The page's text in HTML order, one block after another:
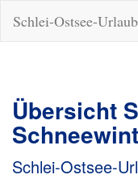
Schlei-Ostsee-Urlaub
Übersicht
Schlei-Ostsee-